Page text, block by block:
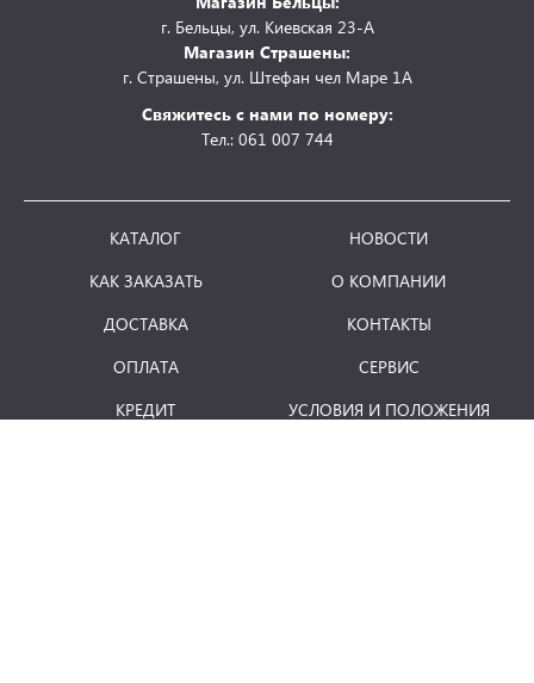
г. Бельцы, ул. Киевская 23-А
Магазин Страшены:
г. Страшены, ул. Штефан чел Маре 1А
Свяжитесь с нами по номеру:
Тел.: 061 007 744
КАТАЛОГ
КАК ЗАКАЗАТЬ
ДОСТАВКА
ОПЛАТА
КРЕДИТ
НОВОСТИ
О КОМПАНИИ
КОНТАКТЫ
СЕРВИС
УСЛОВИЯ И ПОЛОЖЕНИЯ